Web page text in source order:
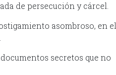
de persecución y cárcel.
asombroso, en el
secretos que no